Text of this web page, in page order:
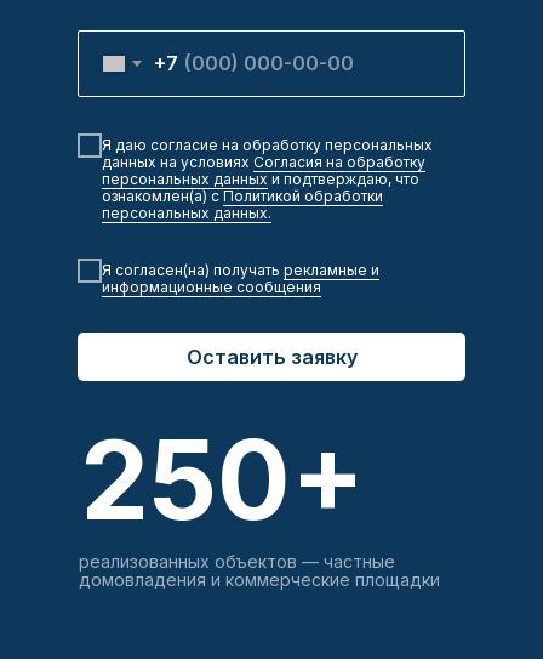
реализованных объектов — частные
домовладения и коммерческие площадки
250+
+7
Я даю согласие на обработку персональных
данных на условиях Согласия на обработку
персональных данных и подтверждаю, что
ознакомлен(а) с Политикой обработки
персональных данных.
Я согласен(на) получать рекламные и
информационные сообщения
Оставить заявку